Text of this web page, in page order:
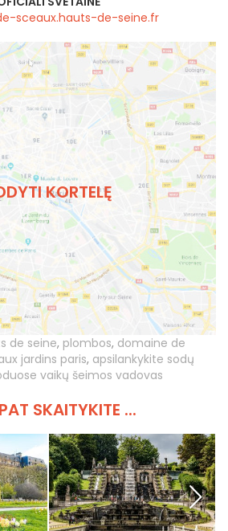
sceaux.hauts-de-seine.fr
KORTELĘ
de seine, plombos, domaine de
jardins paris, apsilankykite sodų
vaikų šeimos vadovas
SKAITYKITE ...